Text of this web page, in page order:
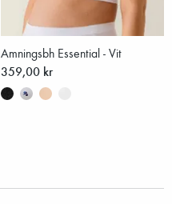
Amningsbh Essential - Vit
359,00 kr